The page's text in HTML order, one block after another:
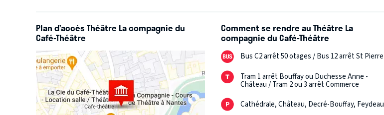
Plan d’accès Théâtre La compagnie du
Café-Théâtre
Comment se rendre au Théâtre La
compagnie du Café-Théâtre
Bus C2 arrêt 50 otages / Bus 12 arrêt St Pierre
Tram 1 arrêt Bouffay ou Duchesse Anne -
Château / Tram 2 ou 3 arrêt Commerce
Cathédrale, Château, Decré-Bouffay, Feydeau